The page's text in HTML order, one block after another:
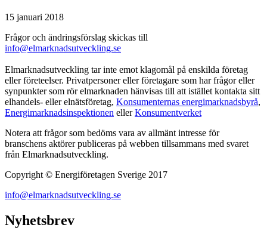
15 januari 2018
Frågor och ändringsförslag skickas till
info@elmarknadsutveckling.se
Elmarknadsutveckling tar inte emot klagomål på enskilda företag
eller företeelser. Privatpersoner eller företagare som har frågor eller
synpunkter som rör elmarknaden hänvisas till att istället kontakta sitt
elhandels- eller elnätsföretag, Konsumenternas energimarknadsbyrå,
Energimarknadsinspektionen ellerKonsumentverket
Notera att frågor som bedöms vara av allmänt intresse för
branschens aktörer publiceras på webben tillsammans med svaret
från Elmarknadsutveckling.
Copyright © Energiföretagen Sverige 2017
info@elmarknadsutveckling.se
Nyhetsbrev